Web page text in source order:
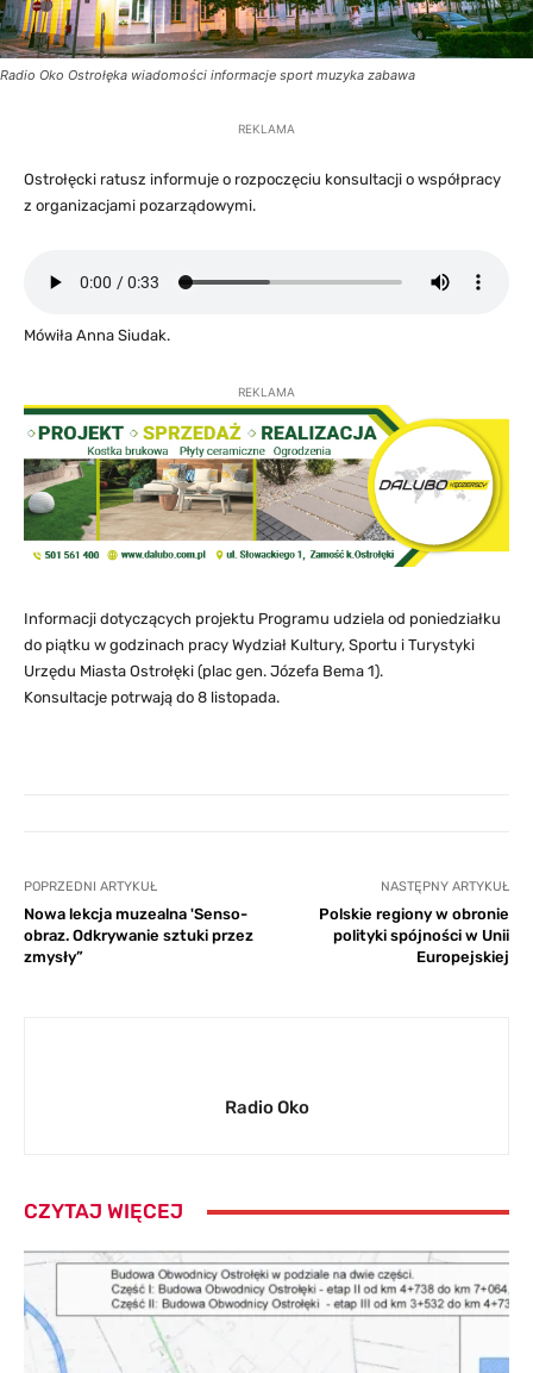
Radio Oko Ostrołęka wiadomości informacje sport muzyka zabawa
REKLAMA
Ostrołęcki ratusz informuje o rozpoczęciu konsultacji o współpracy
z organizacjami pozarządowymi.
Mówiła Anna Siudak.
REKLAMA
Informacji dotyczących projektu Programu udziela od poniedziałku
do piątku w godzinach pracy Wydział Kultury, Sportu i Turystyki
Urzędu Miasta Ostrołęki (plac gen. Józefa Bema 1).
Konsultacje potrwają do 8 listopada.
POPRZEDNI ARTYKUŁ
Nowa lekcja muzealna 'Senso-
obraz. Odkrywanie sztuki przez
zmysły”
NASTĘPNY ARTYKUŁ
Polskie regiony w obronie
polityki spójności w Unii
Europejskiej
Radio Oko
CZYTAJ WIĘCEJ